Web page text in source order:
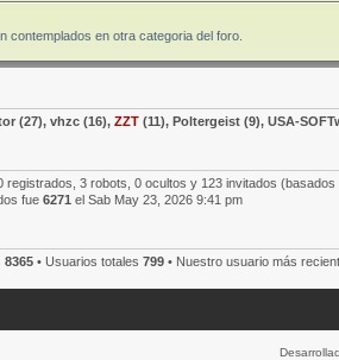
contemplados en otra categoria del foro.
(27), vhzc (16), ZZT (11), Poltergeist (9), USA-
registrados, 3 robots, 0 ocultos y 123 invitados
fue 6271 el Sab May 23, 2026 9:41 pm
8365 • Usuarios totales 799 • Nuestro usuario más